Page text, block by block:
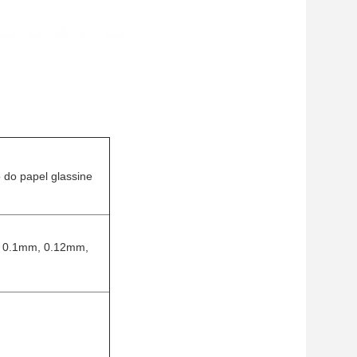
do papel glassine
0.12mm,